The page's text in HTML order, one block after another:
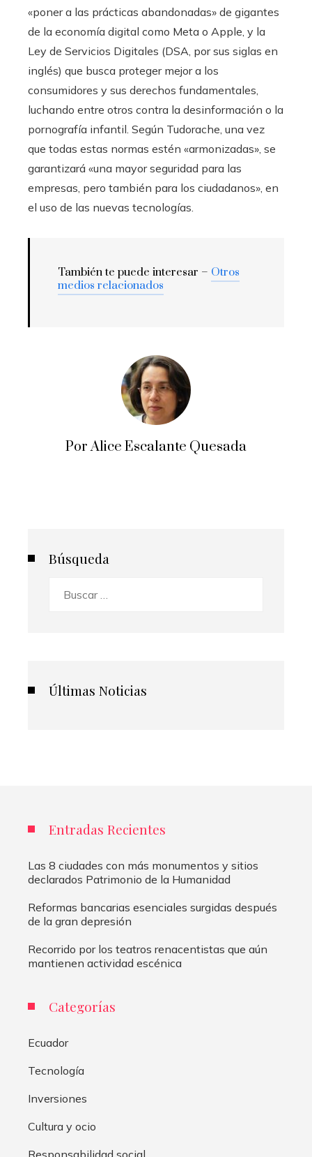
«poner a las prácticas abandonadas» de gigantes
de la economía digital como Meta o Apple, y la
Ley de Servicios Digitales (DSA, por sus siglas en
inglés) que busca proteger mejor a los
consumidores y sus derechos fundamentales,
luchando entre otros contra la desinformación o la
pornografía infantil. Según Tudorache, una vez
que todas estas normas estén «armonizadas», se
garantizará «una mayor seguridad para las
empresas, pero también para los ciudadanos», en
el uso de las nuevas tecnologías.
También te puede interesar – Otros
medios relacionados
Por Alice Escalante Quesada
Búsqueda
Últimas Noticias
Entradas Recientes
Las 8 ciudades con más monumentos y sitios
declarados Patrimonio de la Humanidad
Reformas bancarias esenciales surgidas después
de la gran depresión
Recorrido por los teatros renacentistas que aún
mantienen actividad escénica
Categorías
Ecuador
Tecnología
Inversiones
Cultura y ocio
Responsabilidad social